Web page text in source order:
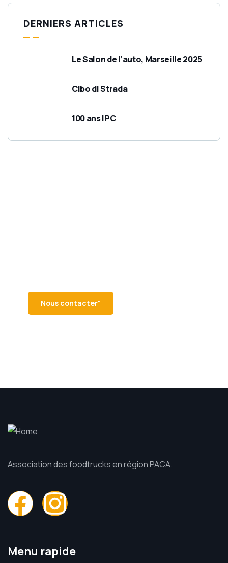
DERNIERS ARTICLES
Le Salon de l’auto, Marseille 2025
Cibo di Strada
100 ans IPC
Nous contacter"
Association des foodtrucks en région PACA.
Menu rapide